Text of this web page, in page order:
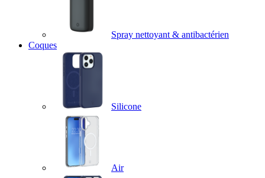
Spray nettoyant & antibactérien
Coques
Silicone
Air